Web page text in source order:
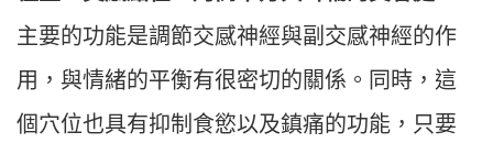
主要的功能是調節交感神經與副交感神經的作
用，與情緒的平衡有很密切的關係。同時，這
個穴位也具有抑制食慾以及鎮痛的功能，只要